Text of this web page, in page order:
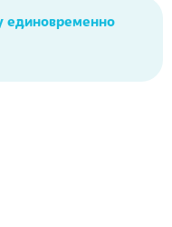
единовременно